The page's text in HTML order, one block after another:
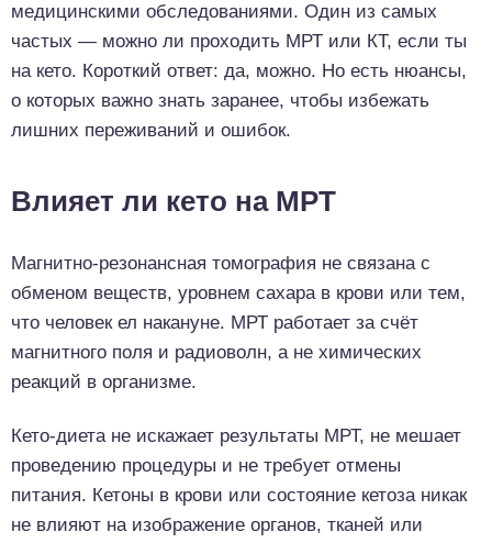
медицинскими обследованиями. Один из самых
частых — можно ли проходить МРТ или КТ, если ты
на кето. Короткий ответ: да, можно. Но есть нюансы,
о которых важно знать заранее, чтобы избежать
лишних переживаний и ошибок.
Влияет ли кето на МРТ
Магнитно-резонансная томография не связана с
обменом веществ, уровнем сахара в крови или тем,
что человек ел накануне. МРТ работает за счёт
магнитного поля и радиоволн, а не химических
реакций в организме.
Кето-диета не искажает результаты МРТ, не мешает
проведению процедуры и не требует отмены
питания. Кетоны в крови или состояние кетоза никак
не влияют на изображение органов, тканей или